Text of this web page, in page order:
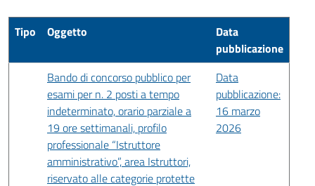
Tipo Oggetto
Data
pubblicazione
Bando di concorso pubblico per
esami per n. 2 posti a tempo
indeterminato, orario parziale a
19 ore settimanali, profilo
professionale “Istruttore
amministrativo”, area Istruttori,
riservato alle categorie protette
Data
pubblicazione:
16 marzo
2026